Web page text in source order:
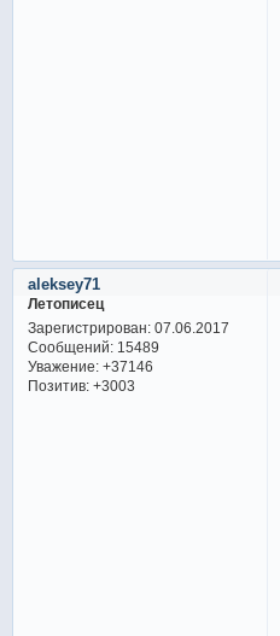
aleksey71
Летописец
Зарегистрирован: 07.06.2017
Сообщений:15489
Уважение: +37146
Позитив: +3003